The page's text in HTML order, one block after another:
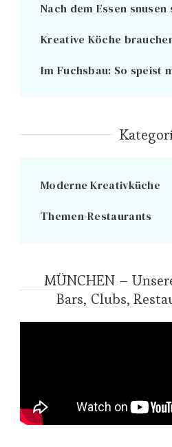
Nach dem Essen
Kreative Köche
Im Fuchsbau: So speist
Moderne Kreativküche
Themen-Restaurants
MÜNCHEN –
Bars, Clubs,